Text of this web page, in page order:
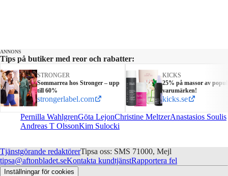
ANNONS
Tips på butiker med reor och rabatter:
STRONGER
Sommarrea hos Stronger – upp
till 60%
strongerlabel.com
KICKS
25% på massor av
varumärken!
kicks.se
Pernilla WahlgrenGöta LejonChristine MeltzerAnastasios Soulis
Andreas T OlssonKim Sulocki
Tjänstgörande redaktörerTipsa oss: SMS 71000, Mejl
tipsa@aftonbladet.seKontakta kundtjänstRapportera fel
Inställningar för cookies